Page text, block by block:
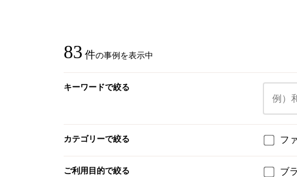
83 件の事例を表示中
キーワードで絞る
カテゴリーで絞る フ
ご利用目的で絞る ブ